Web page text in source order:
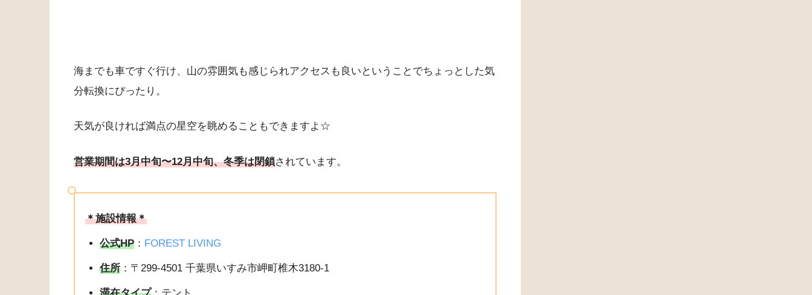
海までも車ですぐ行け、山の雰囲気も感じられアクセスも良いということでちょっとした気
分転換にぴったり。
天気が良ければ満点の星空を眺めることもできますよ☆
営業期間は3月中旬〜12月中旬、冬季は閉鎖されています。
＊施設情報＊
公式HP ： FOREST LIVING
住所 ：〒299-4501 千葉県いすみ市岬町椎木3180-1